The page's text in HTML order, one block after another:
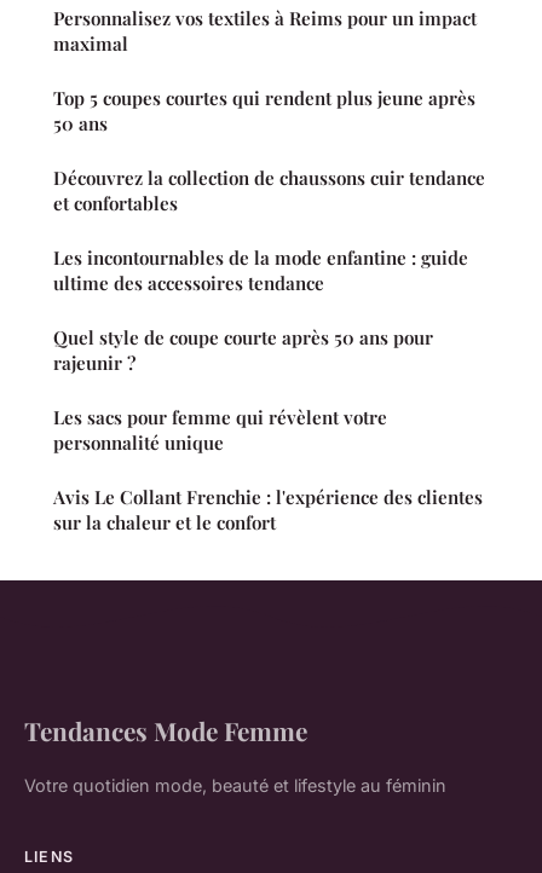
Personnalisez vos textiles à Reims pour un impact
maximal
Top 5 coupes courtes qui rendent plus jeune après
50 ans
Découvrez la collection de chaussons cuir tendance
et confortables
Les incontournables de la mode enfantine : guide
ultime des accessoires tendance
Quel style de coupe courte après 50 ans pour
rajeunir ?
Les sacs pour femme qui révèlent votre
personnalité unique
Avis Le Collant Frenchie : l'expérience des clientes
sur la chaleur et le confort
Tendances Mode Femme
Votre quotidien mode, beauté et lifestyle au féminin
LIENS